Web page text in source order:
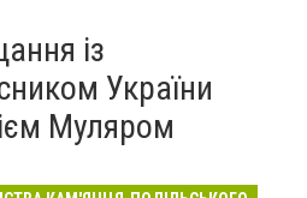
із
України
Муляром